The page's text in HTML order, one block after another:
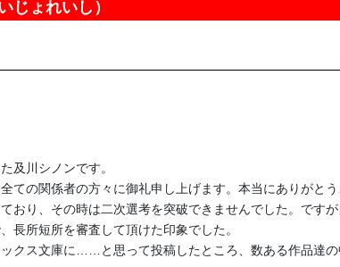
じょれいし）
及川シノンです。
ての関係者の方々に御礼申し上げます。本当にありがとう
おり、その時は二次選考を突破できませんでした。です
長所短所を審査して頂けた印象でした。
クス文庫に……と思って投稿したところ、数ある作品達の